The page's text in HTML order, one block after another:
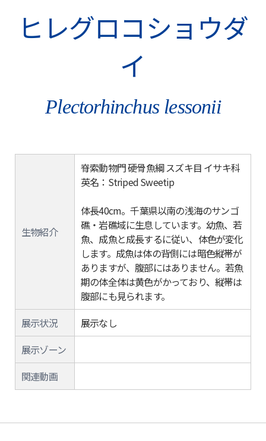
ヒレグロコショウダ
イ
Plectorhinchus lessonii
生物紹介
脊索動物門 硬骨魚綱 スズキ目 イサキ科
英名：Striped Sweetip
体長40cm。千葉県以南の浅海のサンゴ
礁・岩礁域に生息しています。幼魚、若
魚、成魚と成長するに従い、体色が変化
します。成魚は体の背側には暗色縦帯が
ありますが、腹部にはありません。若魚
期の体全体は黄色がかっており、縦帯は
腹部にも見られます。
展示状況
展示なし
展示ゾーン
関連動画